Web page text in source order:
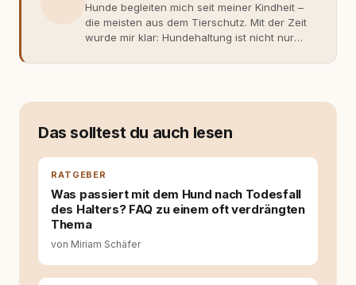
Hunde begleiten mich seit meiner Kindheit –
die meisten aus dem Tierschutz. Mit der Zeit
wurde mir klar: Hundehaltung ist nicht nur
Fachwissen. Der Wendepunkt kam mit meinem
moderner Hundeerziehung
entsteht echte Bindung dort, wo Verständnis
Wissen ersetzt – nicht umgekehrt. Aus dieser
Entwicklung entstand rundum.dog – ein
Wissens- und Serviceportal für
Hundehalter:innen in Deutschland, Österreich
Tierschutz beginnt mit Wissen. Wer seinen
Hund versteht, trifft bessere Entscheidungen –
für ein Zusammenleben, das beiden guttut.
Das solltest du auch lesen
RATGEBER
Was passiert mit dem Hund nach Todesfall
des Halters? FAQ zu einem oft verdrängten
Thema
von Miriam Schäfer